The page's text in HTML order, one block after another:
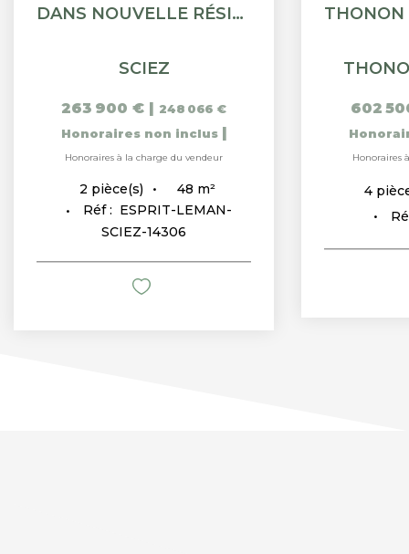
DANS NOUVELLE RÉSIDENCE SCIEZ
SCIEZ
263 900 € | 248 066 €
Honoraires non inclus |
Honoraires à la charge du vendeur
2 pièce(s) 48 m²
Réf : ESPRIT-LEMAN-
SCIEZ-14306
602
Honoraires
4